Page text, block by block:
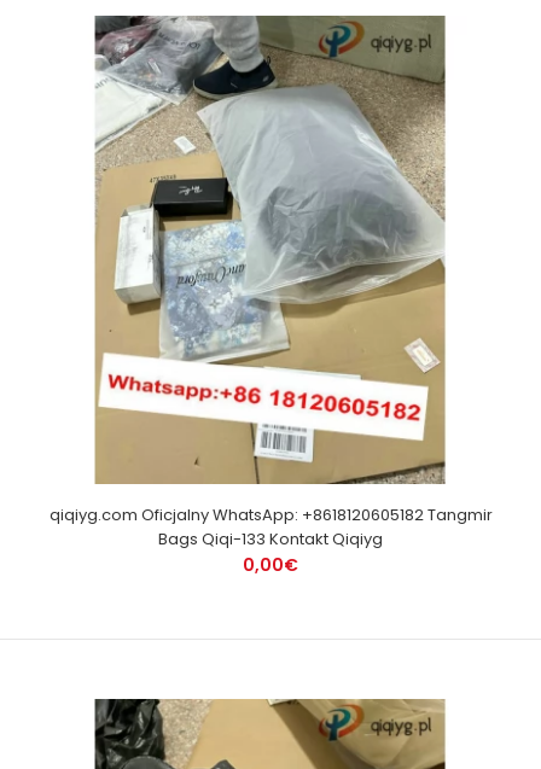
qiqiyg.com Oficjalny WhatsApp: +8618120605182 Tangmir
Bags Qiqi-133 Kontakt Qiqiyg
0,00€